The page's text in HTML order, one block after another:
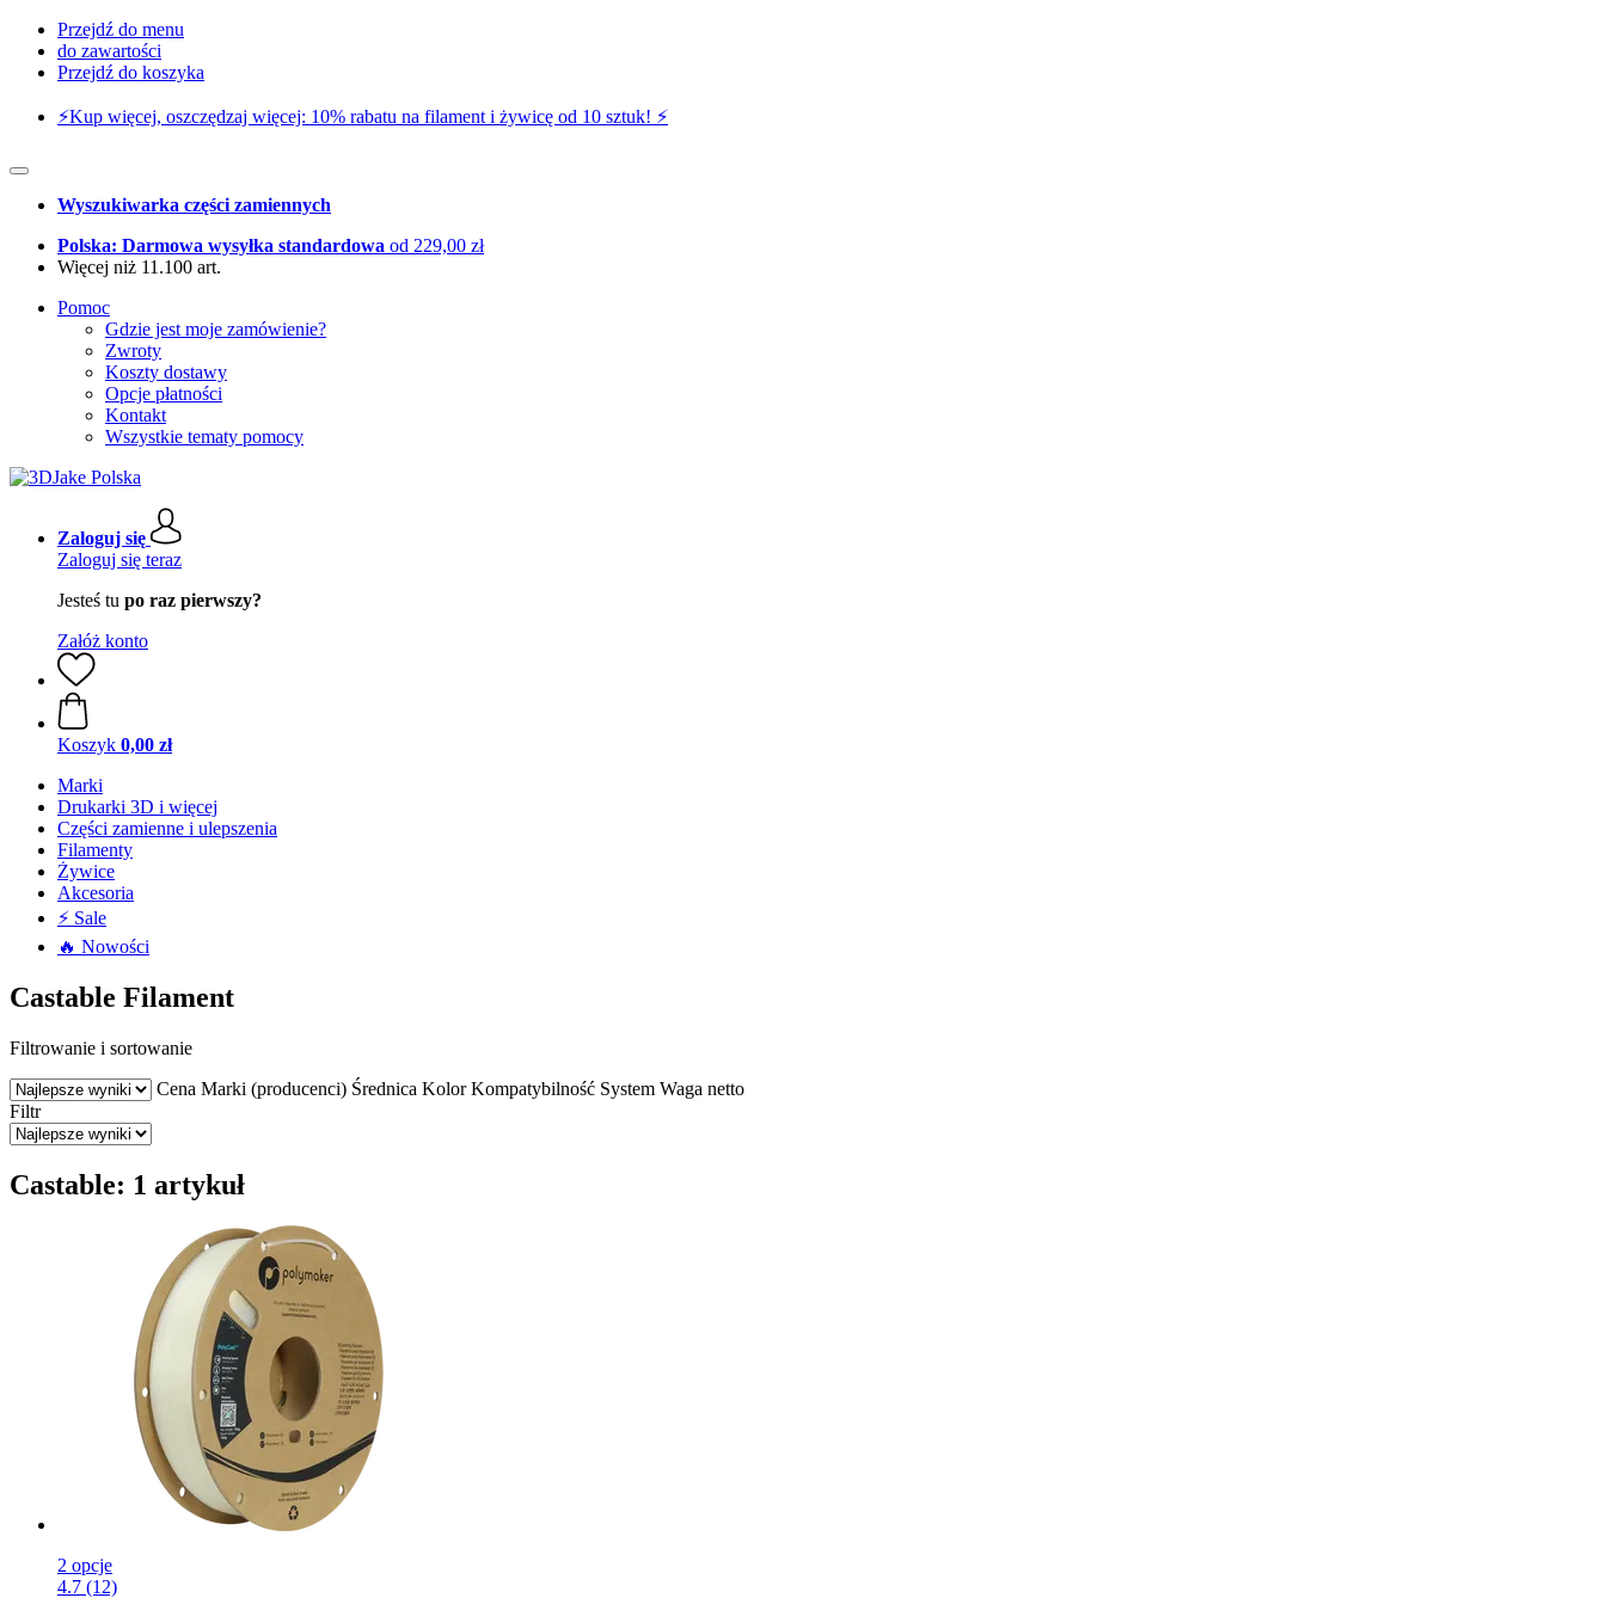
Przejdź do menu
do zawartości
Przejdź do koszyka
⚡️Kup więcej, oszczędzaj więcej: 10% rabatu na filament i żywicę od 10 sztuk! ⚡️
Wyszukiwarka części zamiennych
Polska: Darmowa wysyłka standardowa od 229,00 zł
Więcej niż 11.100 art.
Pomoc
Gdzie jest moje zamówienie?
Zwroty
Koszty dostawy
Opcje płatności
Kontakt
Wszystkie tematy pomocy
Zaloguj się
Zaloguj się teraz
Jesteś tu po raz pierwszy?
Załóż konto
Koszyk 0,00 zł
Marki
Drukarki 3D i więcej
Części zamienne i ulepszenia
Filamenty
Żywice
Akcesoria
⚡ Sale
🔥 Nowości
Castable Filament
Filtrowanie i sortowanie
Cena Marki (producenci) Średnica Kolor Kompatybilność System Waga netto
Filtr
Castable: 1 artykuł
2 opcje
4.7 (12)